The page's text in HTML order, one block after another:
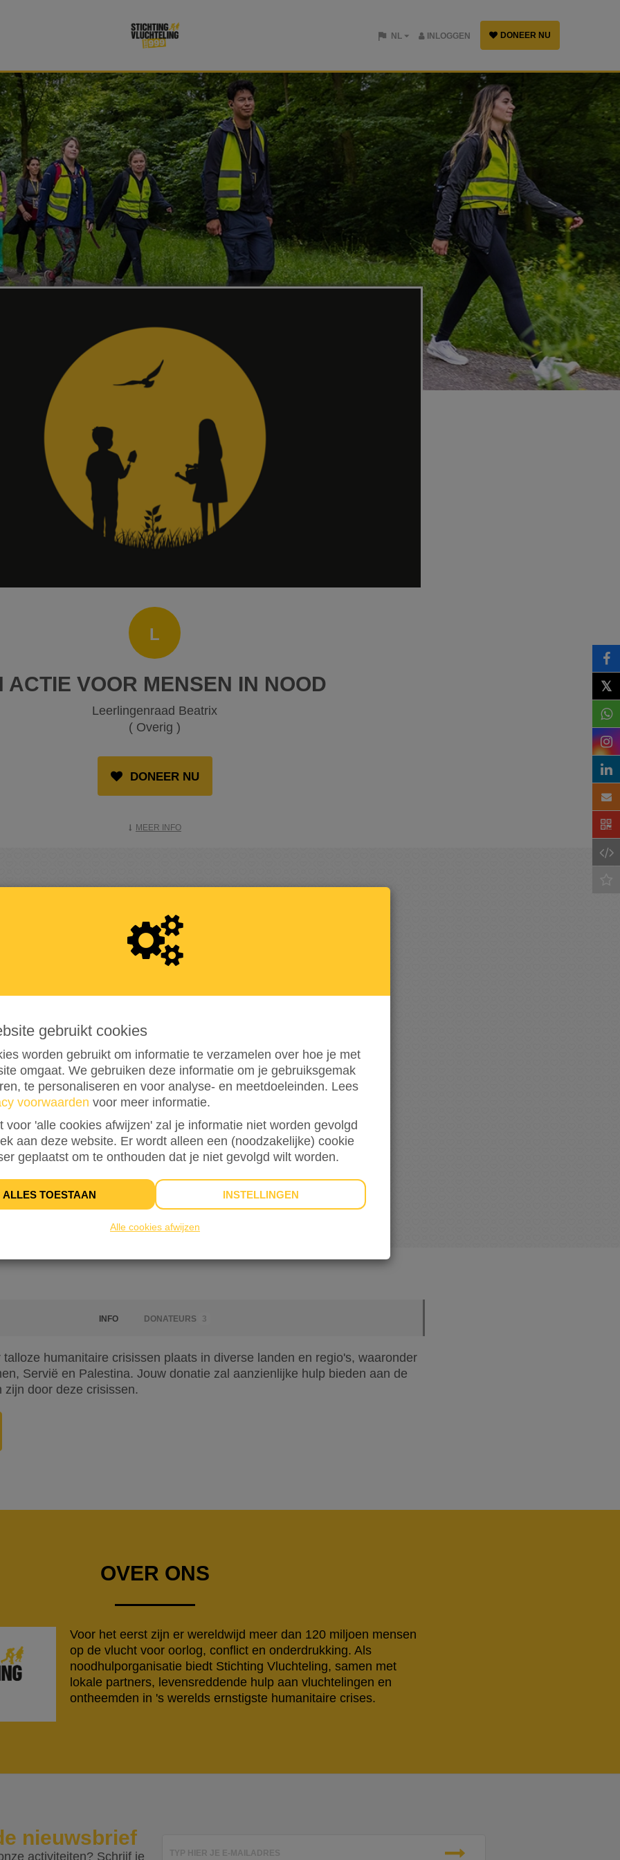
DONEER NU
INLOGGEN
NL
L
ACTIE VOOR MENSEN IN NOOD
Leerlingenraad Beatrix
( Overig )
DONEER NU
MEER INFO
OPGEHAALD
4 0
15% bereikt van mijn streefbedrag
3
DONATIES
INFO DONATEURS 3
humanitaire crisissen plaats in diverse landen en regio's, waaronder
Servië en Palestina. Jouw donatie zal aanzienlijke hulp bieden aan de
zijn door deze crisissen.
OVER ONS
Voor het eerst zijn er wereldwijd meer dan 120 miljoen mensen
op de vlucht voor oorlog, conflict en onderdrukking. Als
noodhulporganisatie biedt Stichting Vluchteling, samen met
lokale partners, levensreddende hulp aan vluchtelingen en
ontheemden in 's werelds ernstigste humanitaire crises.
nieuwsbrief
activiteiten? Schrijf je TYP HIER JE E-MAILADRES
𝕏
gebruikt cookies
worden gebruikt om informatie te verzamelen over hoe je met
omgaat. We gebruiken deze informatie om je gebruiksgemak
te personaliseren en voor analyse- en meetdoeleinden. Lees
voorwaarden voor meer informatie.
voor 'alle cookies afwijzen' zal je informatie niet worden gevolgd
aan deze website. Er wordt alleen een (noodzakelijke) cookie
geplaatst om te onthouden dat je niet gevolgd wilt worden.
ALLES TOESTAAN INSTELLINGEN
Alle cookies afwijzen